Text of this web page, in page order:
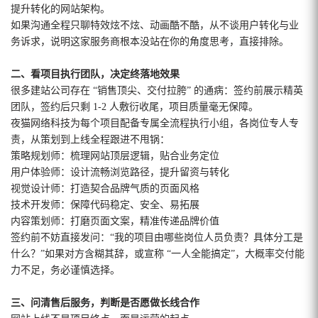
提升转化的网站架构。
如果沟通全程只聊特效炫不炫、动画酷不酷，从不谈用户转化与业
务诉求，说明这家服务商根本没站在你的角度思考，直接排除。
二、看项目执行团队，决定终落地效果
很多建站公司存在 “销售顶尖、交付拉胯” 的通病：签约前展示精英
团队，签约后只剩 1-2 人敷衍收尾，项目质量毫无保障。
夜猫网络科技为每个项目配备专属全流程执行小组，各岗位专人专
责，从策划到上线全程跟进不甩锅：
策略规划师：梳理网站顶层逻辑，贴合业务定位
用户体验师：设计流畅浏览路径，提升留资与转化
视觉设计师：打造契合品牌气质的页面风格
技术开发师：保障代码稳定、安全、易拓展
内容策划师：打磨页面文案，精准传递品牌价值
签约前不妨直接发问：“我的项目由哪些岗位人员负责？具体分工是
什么？”如果对方含糊其辞，或宣称 “一人全能搞定”，大概率交付能
力不足，务必谨慎选择。
三、问清售后服务，判断是否愿做长线合作